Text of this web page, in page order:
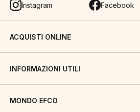
Instagram Facebook
ACQUISTI ONLINE
INFORMAZIONI UTILI
MONDO EFCO